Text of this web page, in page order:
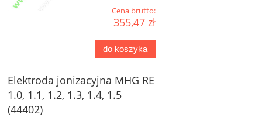
Cena brutto:
355,47 zł
do koszyka
Elektroda jonizacyjna MHG RE
1.0, 1.1, 1.2, 1.3, 1.4, 1.5
(44402)